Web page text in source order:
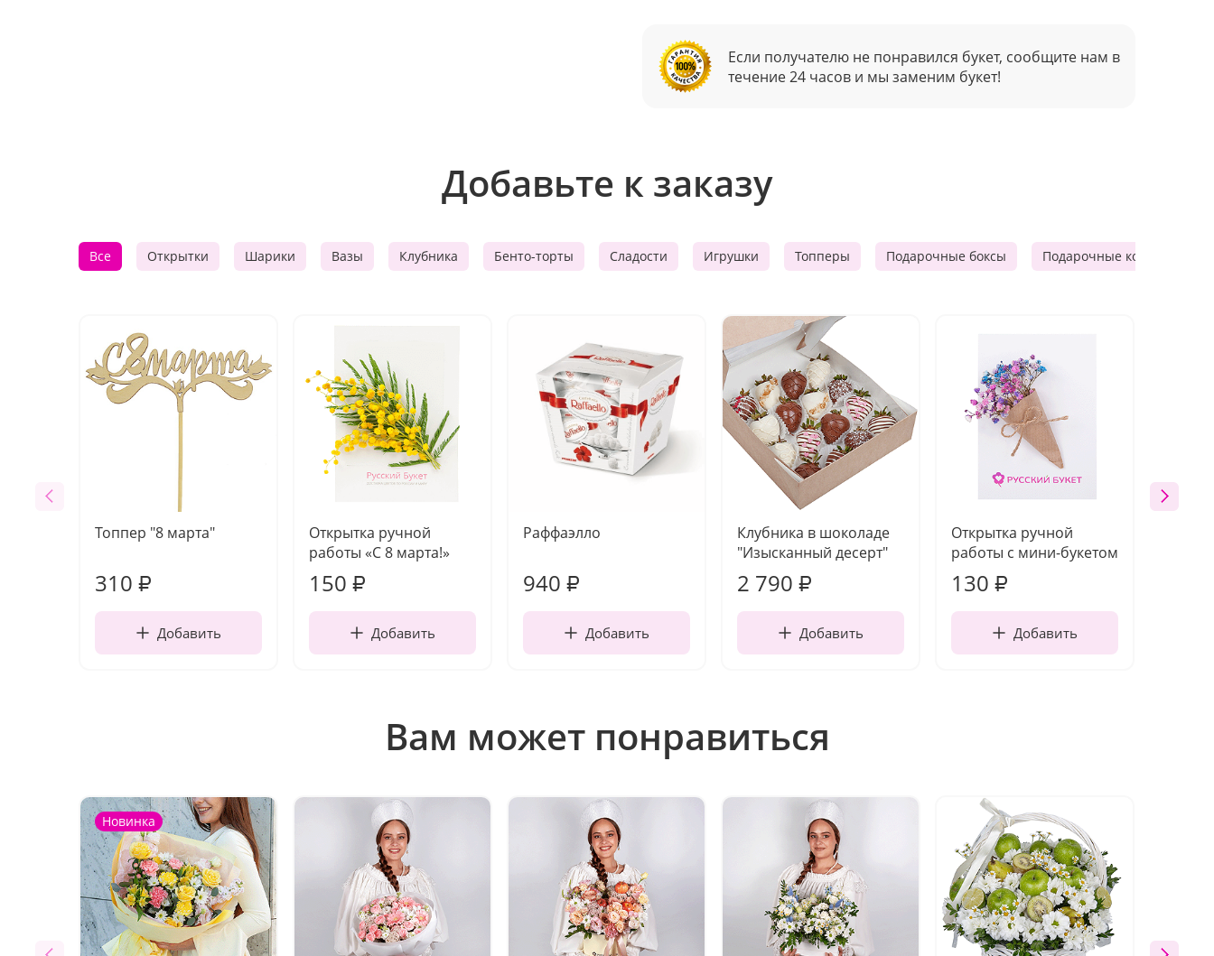
Если получателю не понравился букет, сообщите нам в
течение 24 часов и мы заменим букет!
Добавьте к заказу
Все Открытки Шарики Вазы Клубника Бенто-торты Сладости Игрушки Топперы Подарочные боксы Подарочные корзины
Топпер "8 марта"
310 ₽
Добавить
Открытка ручной
работы «С 8 марта!»
150 ₽
Добавить
Раффаэлло
940 ₽
Добавить
Клубника в шоколаде
"Изысканный десерт"
2 790 ₽
Добавить
Открытка ручной
работы с мини-букетом
130 ₽
Добавить
Вам может понравиться
Новинка